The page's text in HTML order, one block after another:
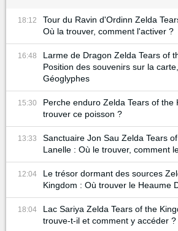
18:12
Tour du Ravin d'Ordinn Zelda
Où la trouver, comment l'activer ?
16:48
Larme de Dragon Zelda Tears of
Position des souvenirs sur la
Géoglyphes
15:30
Perche enduro Zelda Tears of the Kingdom : Où
trouver ce poisson ?
13:33
Sanctuaire Jon Sau Zelda Tears
Lanelle : Où le trouver, comment
12:04
Le trésor dormant des sources
Kingdom : Où trouver le Heaume
18:04
Lac Sariya Zelda Tears of the
trouve-t-il et comment y accéder ?